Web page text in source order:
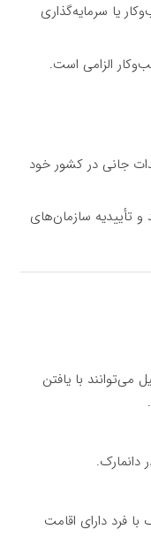
یا سرمایه‌گذاری
الزامی است.
جانی در کشور خود
تأییدیه سازمان‌های
با یافتن
دانمارک.
فرد دارای اقامت